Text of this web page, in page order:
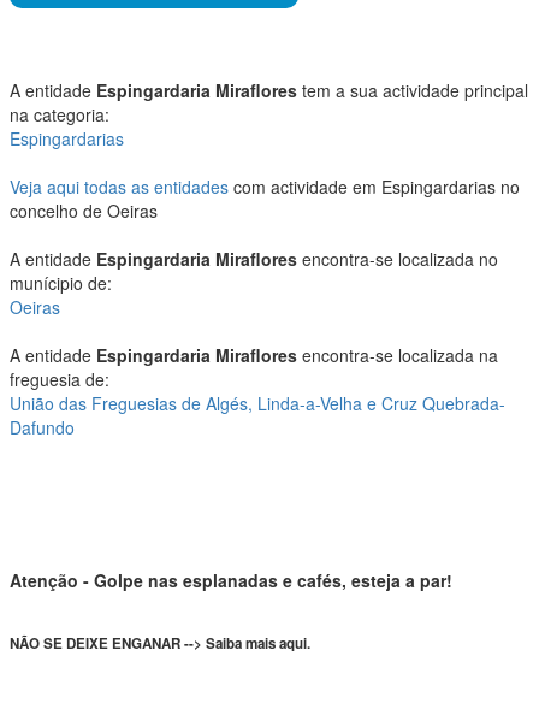
A entidade Espingardaria Miraflores tem a sua actividade principal
na categoria:
Espingardarias
Veja aqui todas as entidades com actividade em Espingardarias no
concelho de Oeiras
A entidade Espingardaria Miraflores encontra-se localizada no
munícipio de:
Oeiras
A entidade Espingardaria Miraflores encontra-se localizada na
freguesia de:
União das Freguesias de Algés, Linda-a-Velha e Cruz Quebrada-
Dafundo
Atenção - Golpe nas esplanadas e cafés, esteja a par!
NÃO SE DEIXE ENGANAR --> Saiba mais aqui.